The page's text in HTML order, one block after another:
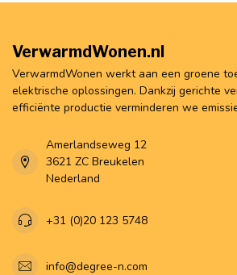
VerwarmdWonen.nl
VerwarmdWonen werkt aan een groene
elektrische oplossingen. Dankzij gerichte
efficiënte productie verminderen we
Amerlandseweg 12
3621 ZC Breukelen
Nederland
+31 (0)20 123 5748
info@degree-n.com